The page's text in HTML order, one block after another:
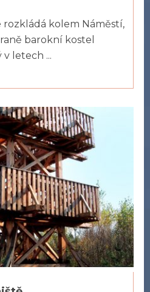
rozkládá kolem Náměstí,
barokní kostel
v letech ...